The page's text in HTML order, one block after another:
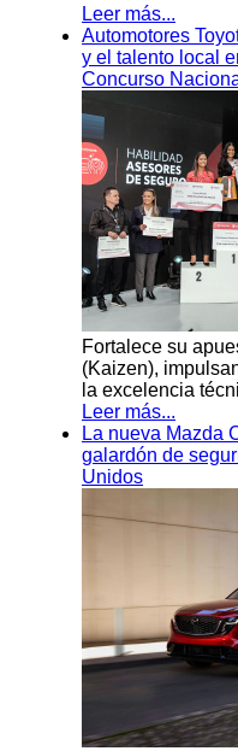
Leer más...
Automotores
y el talento local
Concurso
Fortalece su
(Kaizen),
la excelencia
Leer más...
La nueva Mazda
galardón de
Unidos